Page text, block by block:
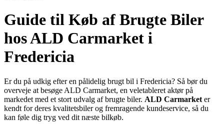
Guide til Køb af Brugte Biler
hos ALD Carmarket i
Fredericia
Er du på udkig efter en pålidelig brugt bil i Fredericia? Så bør du
overveje at besøge ALD Carmarket, en veletableret aktør på
markedet med et stort udvalg af brugte biler. ALD Carmarket er
kendt for deres kvalitetsbiler og fremragende kundeservice, så du
kan føle dig tryg ved dit næste bilkøb.